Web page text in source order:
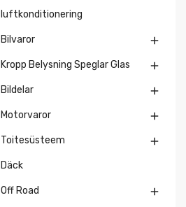
luftkonditionering
Bilvaror 
Kropp Belysning Speglar Glas 
Bildelar 
Motorvaror 
Toitesüsteem 
Däck
Off Road 